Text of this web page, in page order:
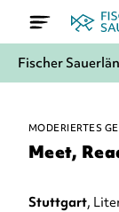
Fischer
MODERIERTES
Meet,
Stuttgart,